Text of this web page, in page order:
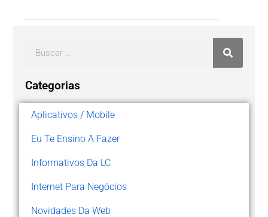
Categorias
Aplicativos / Mobile
Eu Te Ensino A Fazer
Informativos Da LC
Internet Para Negócios
Novidades Da Web